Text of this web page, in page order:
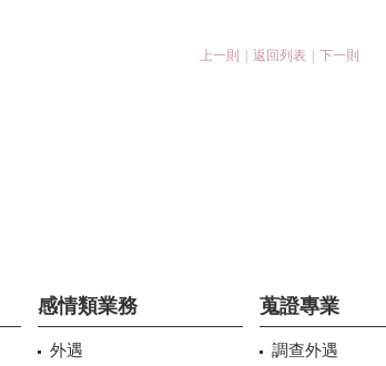
上一則 返回列表 下一則
感情類業務
外遇
蒐證專業
調查外遇